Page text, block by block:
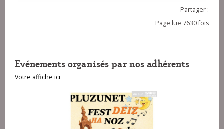
Partager :
Page lue 7630 fois
Evénements organisés par nos adhérents
Votre affiche ici